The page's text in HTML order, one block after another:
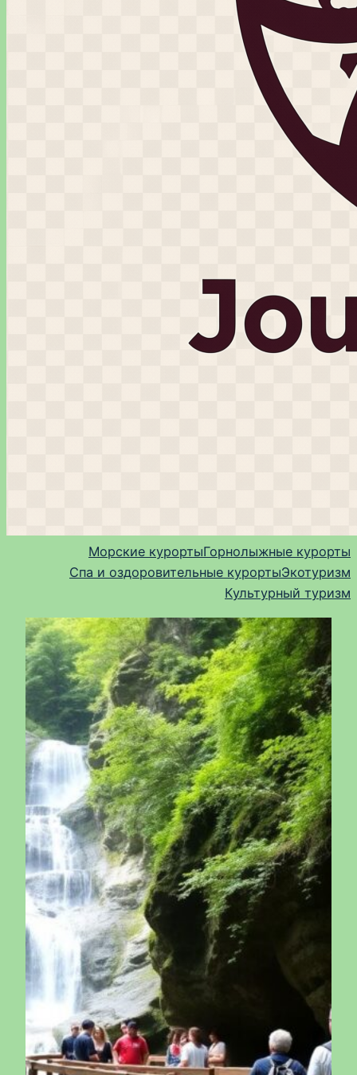
Морские курортыГорнолыжные курорты
Спа и оздоровительные курортыЭкотуризм
Культурный туризм